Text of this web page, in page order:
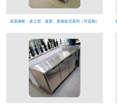
冰淇淋柜：桌上型、弧形、直角款式系列（可定制）